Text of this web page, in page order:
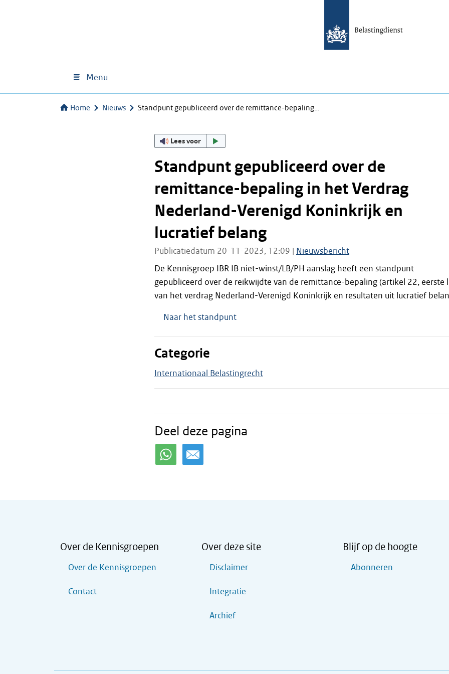
Menu
Home Nieuws Standpunt gepubliceerd over de remittance-bepaling…
Lees voor
Standpunt gepubliceerd over de
remittance-bepaling in het Verdrag
Nederland-Verenigd Koninkrijk en
lucratief belang
Publicatiedatum 20-11-2023, 12:09 | Nieuwsbericht
De Kennisgroep IBR IB niet-winst/LB/PH aanslag heeft een standpunt
gepubliceerd over de reikwijdte van de remittance-bepaling (artikel 22, eerste
van het verdrag Nederland-Verenigd Koninkrijk en resultaten uit lucratief
Naar het standpunt
Categorie
Internationaal Belastingrecht
Deel deze pagina
Over de Kennisgroepen
Over de Kennisgroepen
Contact
Over deze site
Disclaimer
Integratie
Archief
Blijf op de hoogte
Abonneren